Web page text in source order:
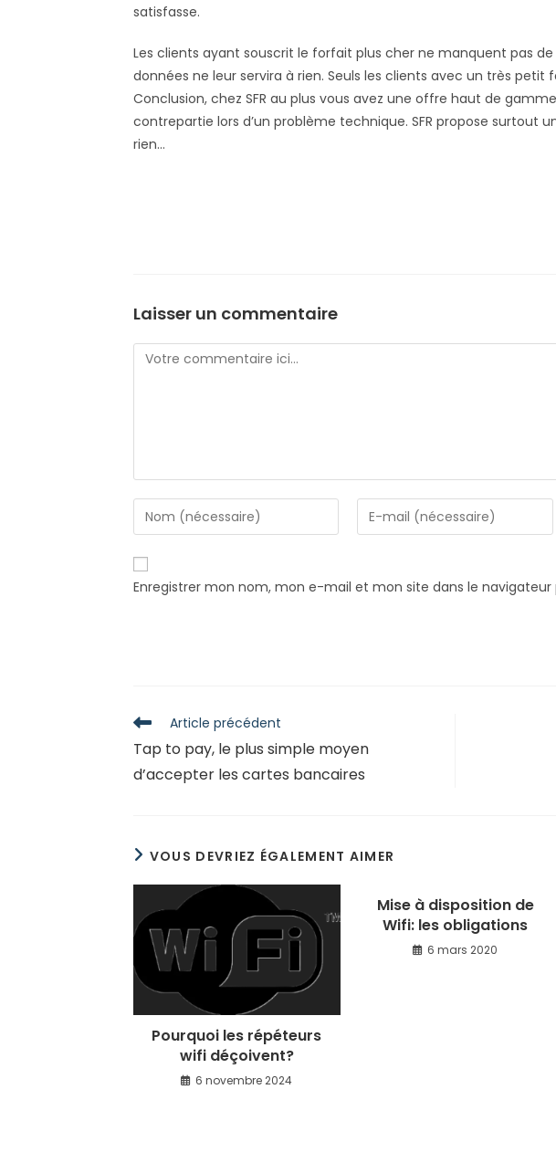
satisfasse.
Les clients ayant souscrit le forfait plus cher ne manquent pas
données ne leur servira à rien. Seuls les clients avec un très
Conclusion, chez SFR au plus vous avez une offre haut de
contrepartie lors d’un problème technique. SFR propose surtout
rien…
Laisser un commentaire
Comment
Enter
your
name
or
username
Enter
your
Enregistrer mon nom, mon e-mail et mon site dans le
Read
articles
Article précédent
Tap to pay, le plus simple moyen
d’accepter les cartes bancaires
VOUS DEVRIEZ ÉGALEMENT AIMER
Pourquoi les répéteurs
wifi déçoivent?
6 novembre 2024
Mise à disposition de
Wifi: les obligations
6 mars 2020